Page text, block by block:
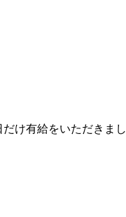
け有給をいただきま